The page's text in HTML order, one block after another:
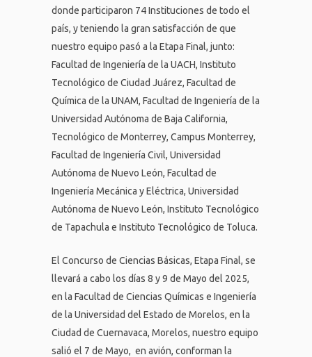
donde participaron 74 Instituciones de todo el
país, y teniendo la gran satisfacción de que
nuestro equipo pasó a la Etapa Final, junto:
Facultad de Ingeniería de la UACH, Instituto
Tecnológico de Ciudad Juárez, Facultad de
Química de la UNAM, Facultad de Ingeniería de la
Universidad Autónoma de Baja California,
Tecnológico de Monterrey, Campus Monterrey,
Facultad de Ingeniería Civil, Universidad
Autónoma de Nuevo León, Facultad de
Ingeniería Mecánica y Eléctrica, Universidad
Autónoma de Nuevo León, Instituto Tecnológico
de Tapachula e Instituto Tecnológico de Toluca.
El Concurso de Ciencias Básicas, Etapa Final, se
llevará a cabo los días 8 y 9 de Mayo del 2025,
en la Facultad de Ciencias Químicas e Ingeniería
de la Universidad del Estado de Morelos, en la
Ciudad de Cuernavaca, Morelos, nuestro equipo
salió el 7 de Mayo, en avión, conforman la